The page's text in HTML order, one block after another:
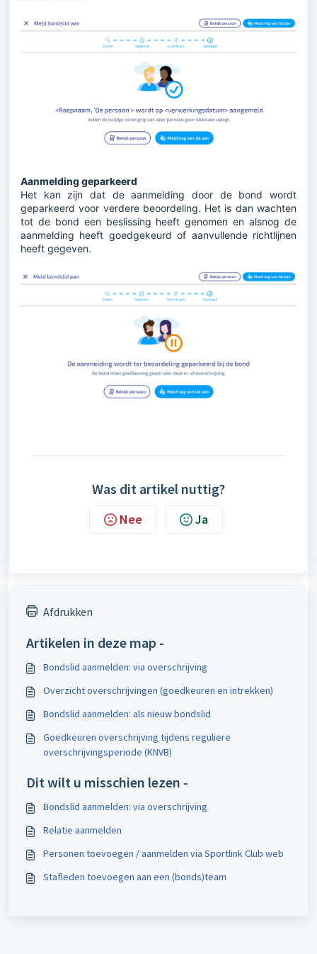
Aanmelding geparkeerd
Het kan zijn dat de aanmelding door de bond wordt
geparkeerd voor verdere beoordeling. Het is dan wachten
tot de bond een beslissing heeft genomen en alsnog de
aanmelding heeft goedgekeurd of aanvullende richtlijnen
heeft gegeven.
Was dit artikel nuttig?
Nee Ja
Afdrukken
Artikelen in deze map -
Bondslid aanmelden: via overschrijving
Overzicht overschrijvingen (goedkeuren en intrekken)
Bondslid aanmelden: als nieuw bondslid
Goedkeuren overschrijving tijdens reguliere
overschrijvingsperiode (KNVB)
Dit wilt u misschien lezen -
Bondslid aanmelden: via overschrijving
Relatie aanmelden
Personen toevoegen / aanmelden via Sportlink Club web
Stafleden toevoegen aan een (bonds)team